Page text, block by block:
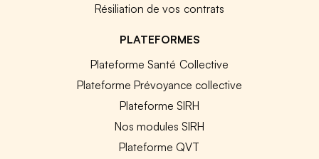
Résiliation de vos contrats
PLATEFORMES
Plateforme Santé Collective
Plateforme Prévoyance collective
Plateforme SIRH
Nos modules SIRH
Plateforme QVT